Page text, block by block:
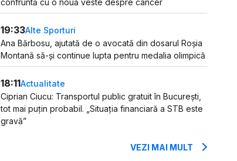
confruntă cu o nouă veste despre cancer
19:33Alte Sporturi
Ana Bărbosu, ajutată de o avocată din dosarul Roșia
Montană să-și continue lupta pentru medalia olimpică
18:11Actualitate
Ciprian Ciucu: Transportul public gratuit în București,
tot mai puțin probabil. „Situația financiară a STB este
gravă”
VEZI MAI MULT